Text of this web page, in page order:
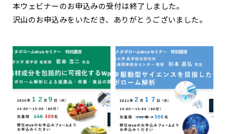
本ウェビナーのお申込みの受付は終了しました。
沢山のお申込みをいただき、ありがとうございました。